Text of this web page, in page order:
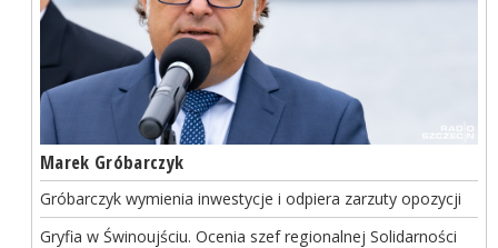
Marek Gróbarczyk
Gróbarczyk wymienia inwestycje i odpiera zarzuty opozycji
Gryfia w Świnoujściu. Ocenia szef regionalnej Solidarności